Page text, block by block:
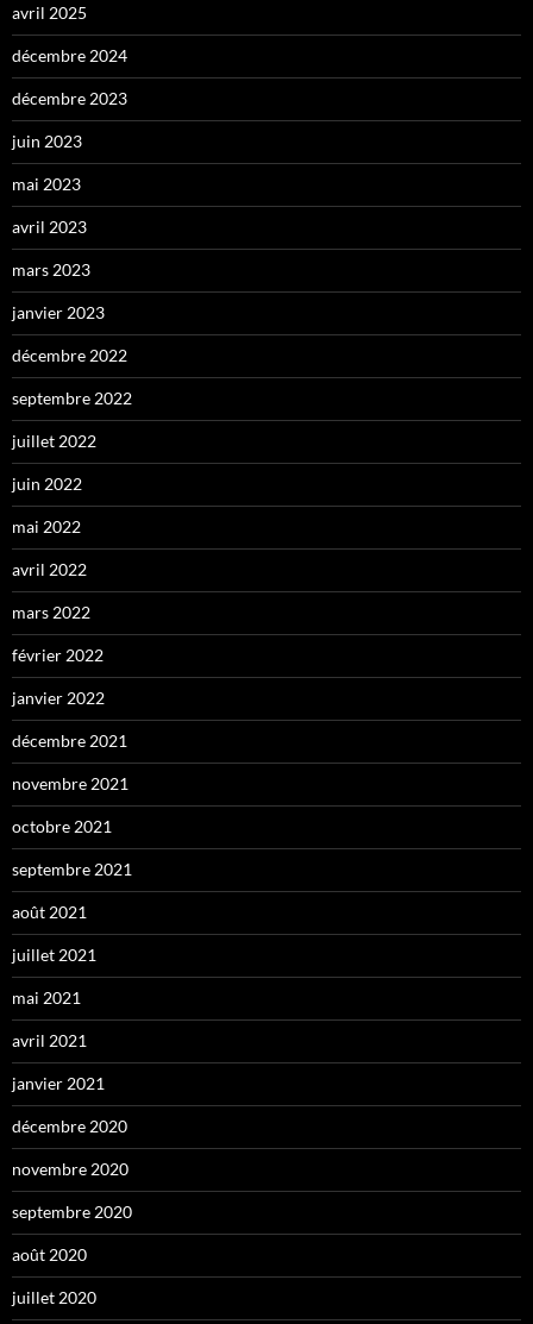
avril 2025
décembre 2024
décembre 2023
juin 2023
mai 2023
avril 2023
mars 2023
janvier 2023
décembre 2022
septembre 2022
juillet 2022
juin 2022
mai 2022
avril 2022
mars 2022
février 2022
janvier 2022
décembre 2021
novembre 2021
octobre 2021
septembre 2021
août 2021
juillet 2021
mai 2021
avril 2021
janvier 2021
décembre 2020
novembre 2020
septembre 2020
août 2020
juillet 2020